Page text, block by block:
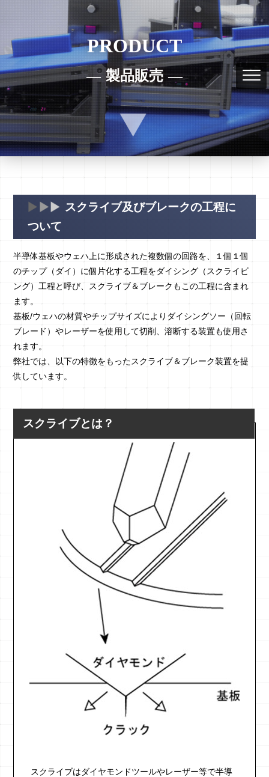
PRODUCT
製品販売
スクライブ及びブレークの工程に
ついて
半導体基板やウェハ上に形成された複数個の回路を、１個１個
のチップ（ダイ）に個片化する工程をダイシング（スクライビ
ング）工程と呼び、スクライブ＆ブレークもこの工程に含まれ
ます。
基板/ウェハの材質やチップサイズによりダイシングソー（回転
ブレード）やレーザーを使用して切削、溶断する装置も使用さ
れます。
弊社では、以下の特徴をもったスクライブ＆ブレーク装置を提
供しています。
スクライブとは？
スクライブはダイヤモンドツールやレーザー等で半導